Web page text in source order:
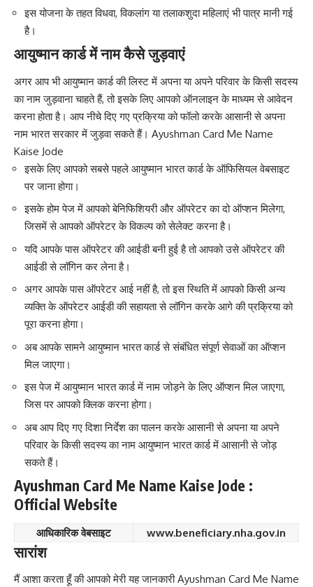
इस योजना के तहत विधवा, विकलांग या तलाकशुदा महिलाएं भी पात्र मानी गई
है।
आयुष्मान कार्ड में नाम कैसे जुड़वाएं
अगर आप भी आयुष्मान कार्ड की लिस्ट में अपना या अपने परिवार के किसी सदस्य
का नाम जुड़वाना चाहते हैं, तो इसके लिए आपको ऑनलाइन के माध्यम से आवेदन
करना होता है। आप नीचे दिए गए प्रक्रिया को फॉलो करके आसानी से अपना
नाम भारत सरकार में जुड़वा सकते हैं। Ayushman Card Me Name
Kaise Jode
इसके लिए आपको सबसे पहले आयुष्मान भारत कार्ड के ऑफिसियल वेबसाइट
पर जाना होगा।
इसके होम पेज में आपको बेनिफिशियरी और ऑपरेटर का दो ऑप्शन मिलेगा,
जिसमें से आपको ऑपरेटर के विकल्प को सेलेक्ट करना है।
यदि आपके पास ऑपरेटर की आईडी बनी हुई है तो आपको उसे ऑपरेटर की
आईडी से लॉगिन कर लेना है।
अगर आपके पास ऑपरेटर आई नहीं है, तो इस स्थिति में आपको किसी अन्य
व्यक्ति के ऑपरेटर आईडी की सहायता से लॉगिन करके आगे की प्रक्रिया को
पूरा करना होगा।
अब आपके सामने आयुष्मान भारत कार्ड से संबंधित संपूर्ण सेवाओं का ऑप्शन
मिल जाएगा।
इस पेज में आयुष्मान भारत कार्ड में नाम जोड़ने के लिए ऑप्शन मिल जाएगा,
जिस पर आपको क्लिक करना होगा।
अब आप दिए गए दिशा निर्देश का पालन करके आसानी से अपना या अपने
परिवार के किसी सदस्य का नाम आयुष्मान भारत कार्ड में आसानी से जोड़
सकते हैं।
Ayushman Card Me Name Kaise Jode :
Official Website
आधिकारिक वेबसाइट www.beneficiary.nha.gov.in
सारांश
मैं आशा करता हूँ की आपको मेरी यह जानकारी Ayushman Card Me Name